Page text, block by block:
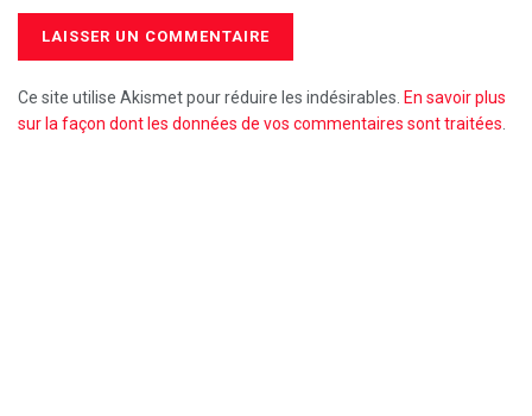
Ce site utilise Akismet pour réduire les indésirables. En savoir plus
sur la façon dont les données de vos commentaires sont traitées.